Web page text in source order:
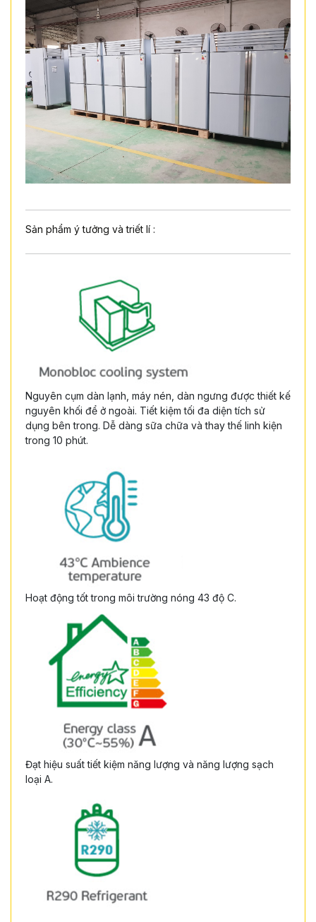
Sản phẩm ý tưởng và triết lí :
Nguyên cụm dàn lạnh, máy nén, dàn ngưng được thiết kế
nguyên khối để ở ngoài. Tiết kiệm tối đa diện tích sử
dụng bên trong. Dễ dàng sữa chữa và thay thế linh kiện
trong 10 phút.
Hoạt động tốt trong môi trường nóng 43 độ C.
Đạt hiệu suất tiết kiệm năng lượng và năng lượng sạch
loại A.